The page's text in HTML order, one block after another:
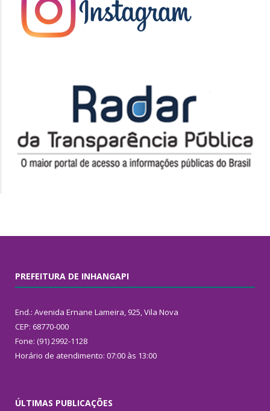
PREFEITURA DE INHANGAPI
End.: Avenida Ernane Lameira, 925, Vila Nova
CEP: 68770-000
Fone: (91) 2992-1128
Horário de atendimento: 07:00 às 13:00
ÚLTIMAS PUBLICAÇÕES